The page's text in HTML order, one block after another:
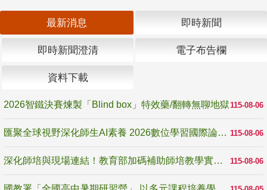
最新消息 即時新聞
即時新聞澄清 電子布告欄
資料下載
115-08-06
2026智鐵決賽煉製「Blind box」特效藥/翻轉無聊地獄
115-08-06
匯聚全球視野深化師生AI素養 2026數位學習國際論壇高雄登場
115-08-06
深化師培與現場連結！教育部加碼補助師培教學實踐研究 10月師培國際研討會交流教學實踐經驗